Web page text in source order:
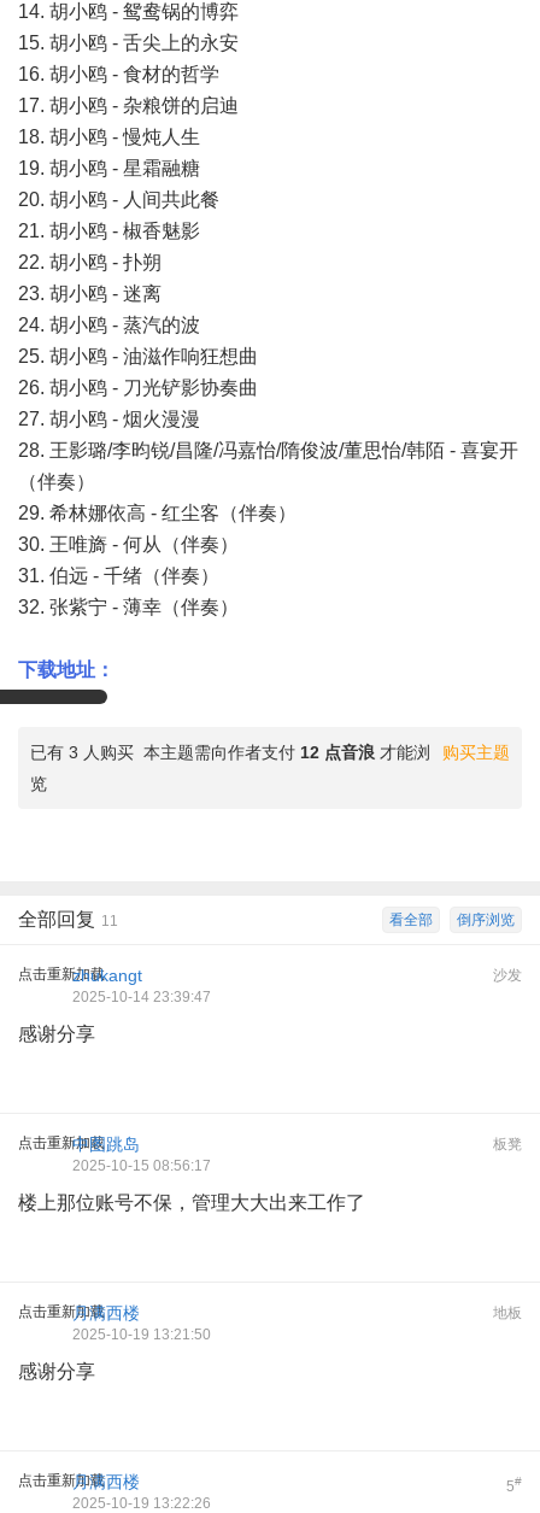
14. 胡小鸥 - 鸳鸯锅的博弈
15. 胡小鸥 - 舌尖上的永安
16. 胡小鸥 - 食材的哲学
17. 胡小鸥 - 杂粮饼的启迪
18. 胡小鸥 - 慢炖人生
19. 胡小鸥 - 星霜融糖
20. 胡小鸥 - 人间共此餐
21. 胡小鸥 - 椒香魅影
22. 胡小鸥 - 扑朔
23. 胡小鸥 - 迷离
24. 胡小鸥 - 蒸汽的波
25. 胡小鸥 - 油滋作响狂想曲
26. 胡小鸥 - 刀光铲影协奏曲
27. 胡小鸥 - 烟火漫漫
28. 王影璐/李昀锐/昌隆/冯嘉怡/隋俊波/董思怡/韩陌 - 喜宴开
（伴奏）
29. 希林娜依高 - 红尘客（伴奏）
30. 王唯旖 - 何从（伴奏）
31. 伯远 - 千绪（伴奏）
32. 张紫宁 - 薄幸（伴奏）
下载地址：
购买主题
已有 3 人购买 本主题需向作者支付 12 点音浪 才能浏
览
倒序浏览
看全部
全部回复 11
点击重新加载 沙发
zhukangt
2025-10-14 23:39:47
感谢分享
点击重新加载 板凳
中图跳岛
2025-10-15 08:56:17
楼上那位账号不保，管理大大出来工作了
点击重新加载 地板
月满西楼
2025-10-19 13:21:50
感谢分享
点击重新加载 5#
月满西楼
2025-10-19 13:22:26